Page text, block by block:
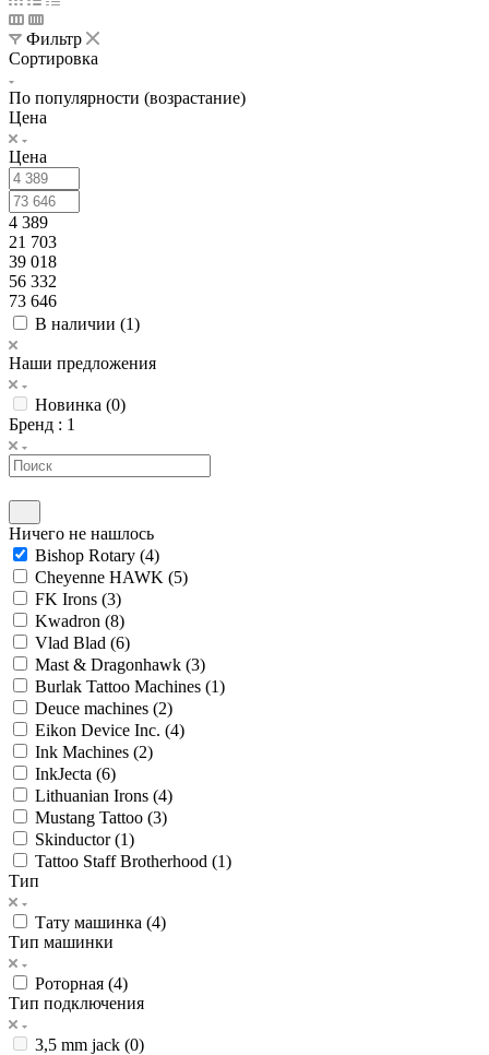
Фильтр
Сортировка
По популярности (возрастание)
Цена
Цена
4 389
21 703
39 018
56 332
73 646
В наличии (1)
Наши предложения
Новинка (0)
Бренд : 1
Ничего не нашлось
Bishop Rotary (4)
Cheyenne HAWK (5)
FK Irons (3)
Kwadron (8)
Vlad Blad (6)
Mast & Dragonhawk (3)
Burlak Tattoo Machines (1)
Deuce machines (2)
Eikon Device Inc. (4)
Ink Machines (2)
InkJecta (6)
Lithuanian Irons (4)
Mustang Tattoo (3)
Skinductor (1)
Tattoo Staff Brotherhood (1)
Тип
Тату машинка (4)
Тип машинки
Роторная (4)
Тип подключения
3,5 mm jack (0)